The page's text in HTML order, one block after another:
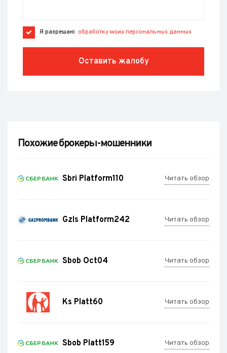
Я разрешаю обработку моих персональных данных
Оставить жалобу
Похожие брокеры-мошенники
Sbri Platform110 Читать обзор
Gzls Platform242 Читать обзор
Sbob Oct04 Читать обзор
Ks Platt60 Читать обзор
Sbob Platt159 Читать обзор